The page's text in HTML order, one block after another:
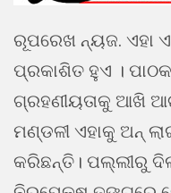
ରୂପରେଖ ନ୍ୟଜ. ଏହା
ପ୍ରକାଶିତ ହୁଏ ।
ଗ୍ରହଣୀୟତାକୁ ଆଖି
ମଣ୍ଡଳୀ ଏହାକୁ ଅନ୍
କରିଛନ୍ତି। ପଲ୍ଲୀରୁ